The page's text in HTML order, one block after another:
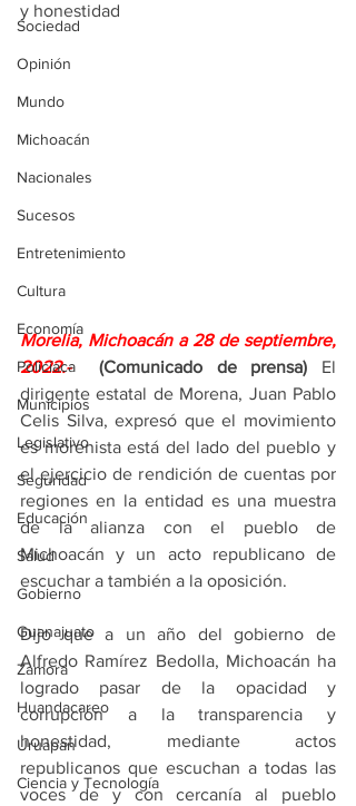
Sociedad
Opinión
Mundo
Michoacán
Nacionales
Sucesos
Entretenimiento
Cultura
Economía
Policíaca
Municipios
Legislativo
Seguridad
Educación
Salud
Gobierno
Guanajuato
Zamora
Huandacareo
Uruapan
Ciencia y Tecnología
y honestidad
Morelia, Michoacán a 28 de septiembre,
2022.-
(Comunicado de prensa) El
dirigente estatal de Morena, Juan Pablo
Celis Silva, expresó que el movimiento
es morenista está del lado del pueblo y
el ejercicio de rendición de cuentas por
regiones en la entidad es una muestra
de la alianza con el pueblo de
Michoacán y un acto republicano de
escuchar a también a la oposición.
Dijo que a un año del gobierno de
Alfredo Ramírez Bedolla, Michoacán ha
logrado pasar de la opacidad y
corrupción a la transparencia y
honestidad, mediante actos
republicanos que escuchan a todas las
voces de y con cercanía al pueblo